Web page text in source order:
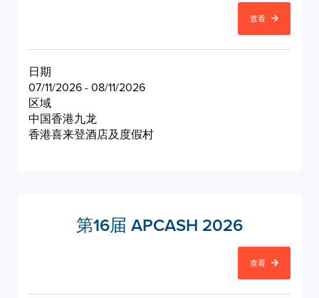
查看
日期
07/11/2026 - 08/11/2026
区域
中国香港九龙
香港喜来登酒店及度假村
第16届 APCASH 2026
查看